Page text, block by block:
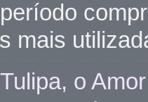
período
mais
Tulipa, o